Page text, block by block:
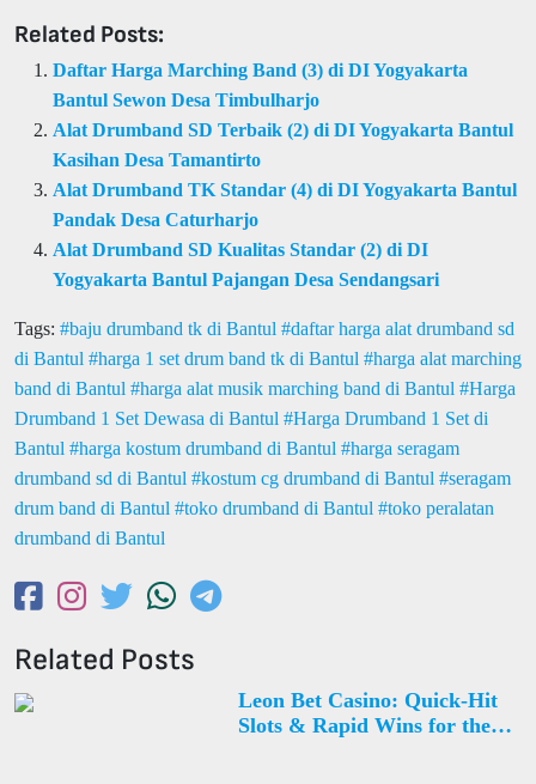
Related Posts:
Daftar Harga Marching Band (3) di DI Yogyakarta
Bantul Sewon Desa Timbulharjo
Alat Drumband SD Terbaik (2) di DI Yogyakarta Bantul
Kasihan Desa Tamantirto
Alat Drumband TK Standar (4) di DI Yogyakarta Bantul
Pandak Desa Caturharjo
Alat Drumband SD Kualitas Standar (2) di DI
Yogyakarta Bantul Pajangan Desa Sendangsari
Tags: baju drumband tk di Bantul
daftar harga alat drumband sd
di Bantul
harga 1 set drum band tk di Bantul
harga alat marching
band di Bantul
harga alat musik marching band di Bantul
Harga
Drumband 1 Set Dewasa di Bantul
Harga Drumband 1 Set di
Bantul
harga kostum drumband di Bantul
harga seragam
drumband sd di Bantul
kostum cg drumband di Bantul
seragam
drum band di Bantul
toko drumband di Bantul
toko peralatan
drumband di Bantul
Related Posts
Leon Bet Casino: Quick‑Hit
Slots & Rapid Wins for the